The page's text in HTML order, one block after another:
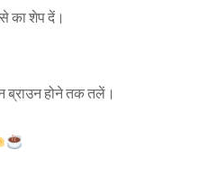
का शेप दें।
ब्राउन होने तक तलें।